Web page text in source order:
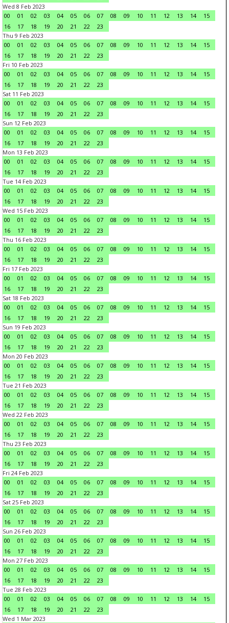
Wed 8 Feb 2023
00
01 02 03 04 05 06 07 08 09 10 11 12 13 14
15
16
17 18 19 20 21 22
23
Thu 9 Feb 2023
00
01 02 03 04 05 06 07 08 09 10 11 12 13 14
15
16
17 18 19 20 21 22
23
Fri 10 Feb 2023
00
01 02 03 04 05 06 07 08 09 10 11 12 13 14
15
16
17 18 19 20 21 22
23
Sat 11 Feb 2023
00
01 02 03 04 05 06 07 08 09 10 11 12 13 14
15
16
17 18 19 20 21 22
23
Sun 12 Feb 2023
00
01 02 03 04 05 06 07 08 09 10 11 12 13 14
15
16
17 18 19 20 21 22
23
Mon 13 Feb 2023
00
01 02 03 04 05 06 07 08 09 10 11 12 13 14
15
16
17 18 19 20 21 22
23
Tue 14 Feb 2023
00
01 02 03 04 05 06 07 08 09 10 11 12 13 14
15
16
17 18 19 20 21 22
23
Wed 15 Feb 2023
00
01 02 03 04 05 06 07 08 09 10 11 12 13 14
15
16
17 18 19 20 21 22
23
Thu 16 Feb 2023
00
01 02 03 04 05 06 07 08 09 10 11 12 13 14
15
16
17 18 19 20 21 22
23
Fri 17 Feb 2023
00
01 02 03 04 05 06 07 08 09 10 11 12 13 14
15
16
17 18 19 20 21 22
23
Sat 18 Feb 2023
00
01 02 03 04 05 06 07 08 09 10 11 12 13 14
15
16
17 18 19 20 21 22
23
Sun 19 Feb 2023
00
01 02 03 04 05 06 07 08 09 10 11 12 13 14
15
16
17 18 19 20 21 22
23
Mon 20 Feb 2023
00
01 02 03 04 05 06 07 08 09 10 11 12 13 14
15
16
17 18 19 20 21 22
23
Tue 21 Feb 2023
00
01 02 03 04 05 06 07 08 09 10 11 12 13 14
15
16
17 18 19 20 21 22
23
Wed 22 Feb 2023
00
01 02 03 04 05 06 07 08 09 10 11 12 13 14
15
16
17 18 19 20 21 22
23
Thu 23 Feb 2023
00
01 02 03 04 05 06 07 08 09 10 11 12 13 14
15
16
17 18 19 20 21 22
23
Fri 24 Feb 2023
00
01 02 03 04 05 06 07 08 09 10 11 12 13 14
15
16
17 18 19 20 21 22
23
Sat 25 Feb 2023
00
01 02 03 04 05 06 07 08 09 10 11 12 13 14
15
16
17 18 19 20 21 22
23
Sun 26 Feb 2023
00
01 02 03 04 05 06 07 08 09 10 11 12 13 14
15
16
17 18 19 20 21 22
23
Mon 27 Feb 2023
00
01 02 03 04 05 06 07 08 09 10 11 12 13 14
15
16
17 18 19 20 21 22
23
Tue 28 Feb 2023
00
01 02 03 04 05 06 07 08 09 10 11 12 13 14
15
16
17 18 19 20 21 22
23
Wed 1 Mar 2023